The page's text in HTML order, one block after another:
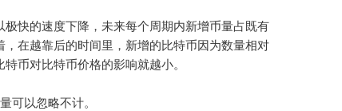
快的速度下降，未来每个周期内新增币量占既有
在越靠后的时间里，新增的比特币因为数量相对
币对比特币价格的影响就越小。
可以忽略不计。